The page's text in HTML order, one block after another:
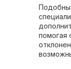
помогая